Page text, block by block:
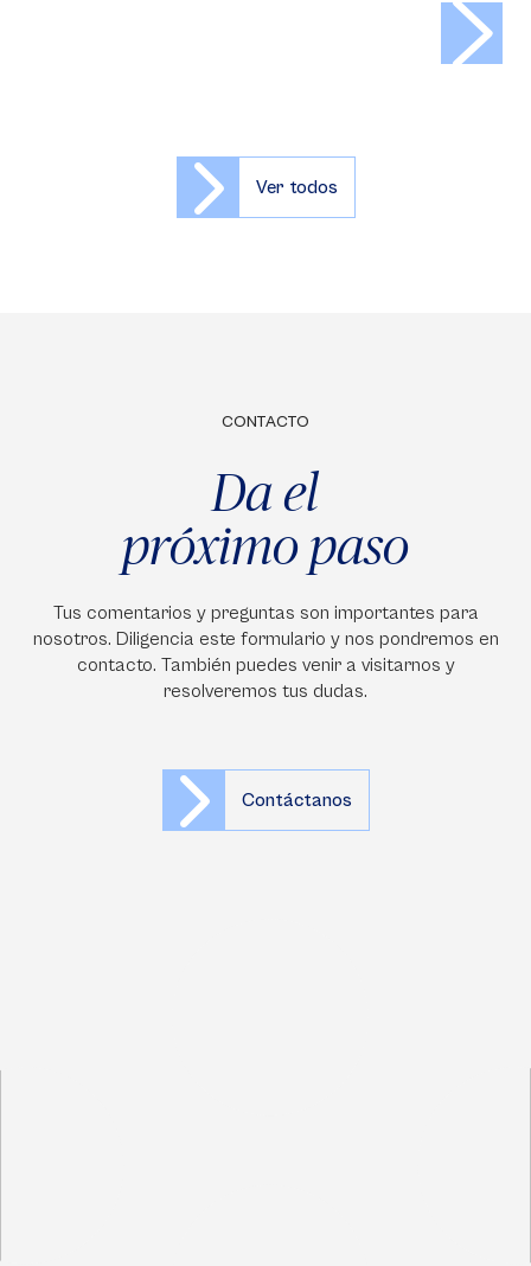
Ver todos
CONTACTO
Da el
próximo paso
Tus comentarios y preguntas son importantes para
nosotros. Diligencia este formulario y nos pondremos en
contacto. También puedes venir a visitarnos y
resolveremos tus dudas.
Contáctanos